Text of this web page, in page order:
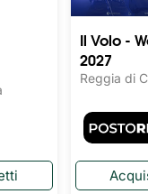
Il Volo -
2027
Reggia di